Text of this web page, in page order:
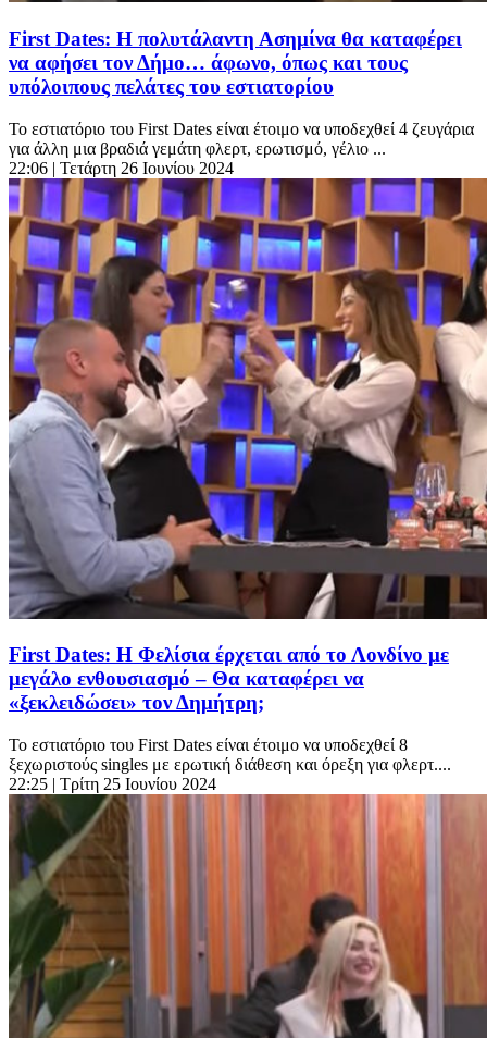
First Dates: Η πολυτάλαντη Ασημίνα θα καταφέρει
να αφήσει τον Δήμο… άφωνο, όπως και τους
υπόλοιπους πελάτες του εστιατορίου
Το εστιατόριο του First Dates είναι έτοιμο να υποδεχθεί 4 ζευγάρια
για άλλη μια βραδιά γεμάτη φλερτ, ερωτισμό, γέλιο ...
22:06 | Τετάρτη 26 Ιουνίου 2024
First Dates: Η Φελίσια έρχεται από το Λονδίνο με
μεγάλο ενθουσιασμό – Θα καταφέρει να
«ξεκλειδώσει» τον Δημήτρη;
Το εστιατόριο του First Dates είναι έτοιμο να υποδεχθεί 8
ξεχωριστούς singles με ερωτική διάθεση και όρεξη για φλερτ....
22:25 | Τρίτη 25 Ιουνίου 2024